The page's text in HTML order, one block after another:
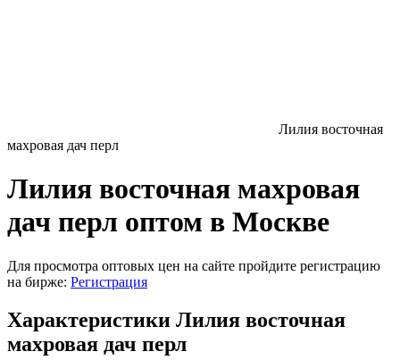
Лилия восточная
махровая дач перл
Лилия восточная махровая
дач перл оптом в Москве
Для просмотра оптовых цен на сайте пройдите регистрацию
на бирже: Регистрация
Характеристики Лилия восточная
махровая дач перл